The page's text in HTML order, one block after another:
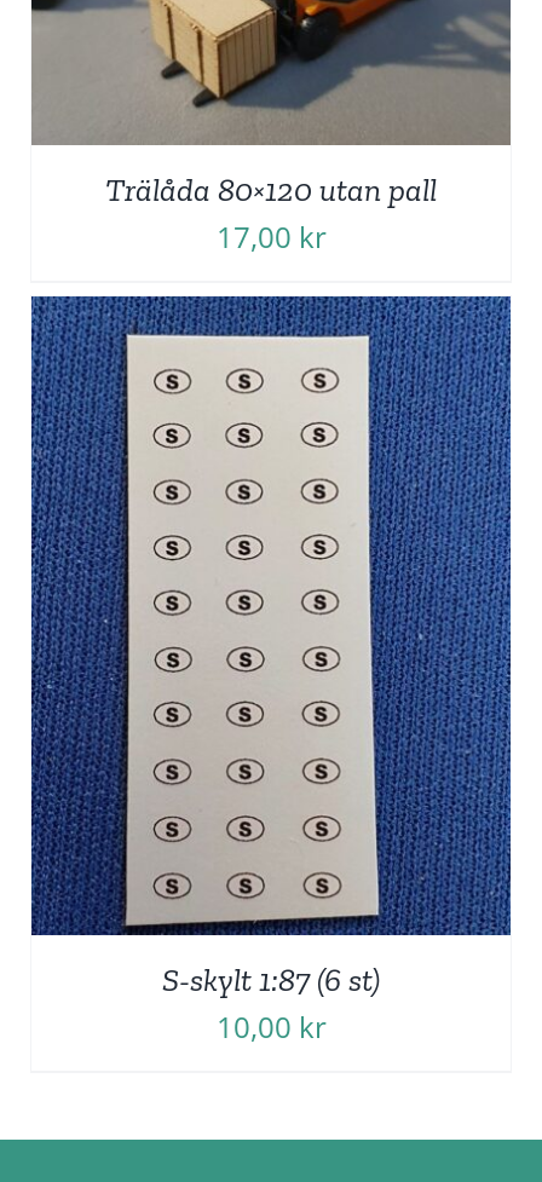
Trälåda 80×120 utan pall
17,00 kr
S-skylt 1:87 (6 st)
10,00 kr